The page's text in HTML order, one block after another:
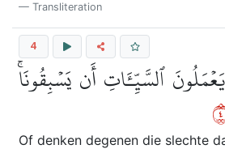
Transliteration
4
ٱلسَّيِّـَٔاتِ أَن يَسۡبِقُونَاۚ
Of denken degenen die slechte